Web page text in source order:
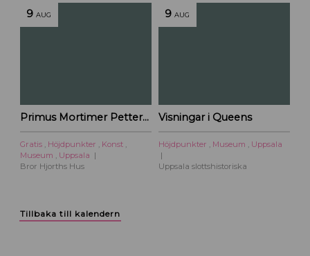
9 AUG
Primus Mortimer Pettersson
Gratis , Höjdpunkter , Konst ,
Museum , Uppsala
Bror Hjorths Hus
9 AUG
Visningar i Queens
Höjdpunkter , Museum , Uppsala
Uppsala slottshistoriska
Tillbaka till kalendern